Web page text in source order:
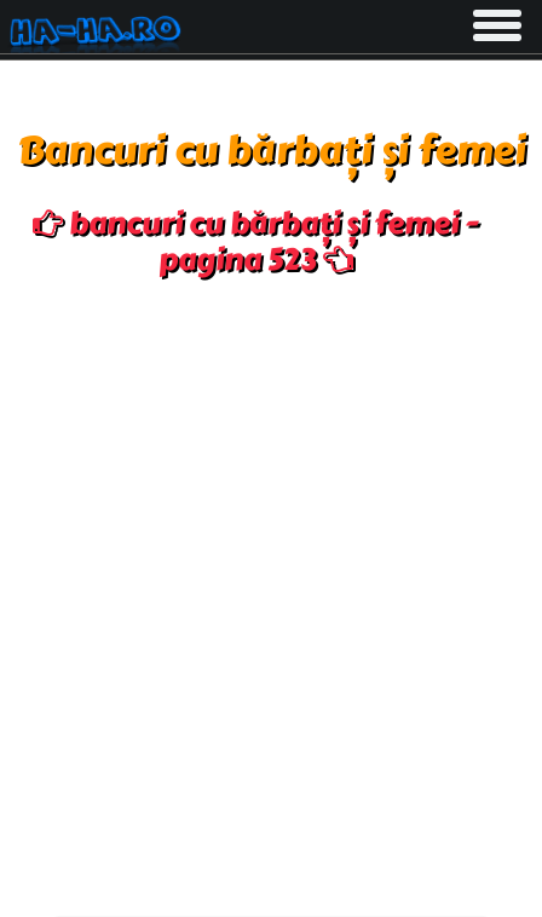
Toggle
Bancuri cu bărbați și femei
bancuri cu bărbați și femei -
pagina 523